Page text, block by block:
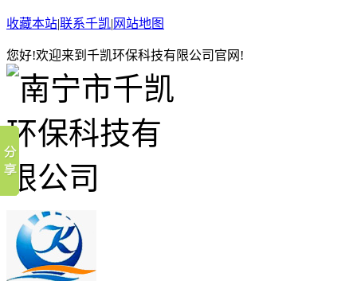
收藏本站|联系千凯| 网站地图
您好!欢迎来到千凯环保科技有限公司官网!